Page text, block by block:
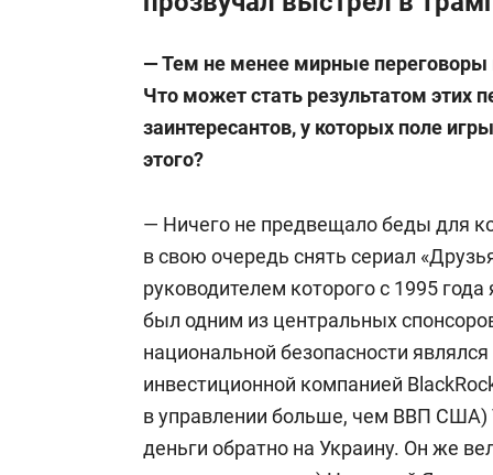
— Тем не менее мирные переговоры
Что может стать результатом этих
заинтересантов, у которых поле
этого?
— Ничего не предвещало беды для
в свою очередь снять сериал
руководителем которого с 1995
был одним из центральных
национальной безопасности
инвестиционной компанией
в управлении больше, чем ВВП
деньги обратно на Украину. Он же